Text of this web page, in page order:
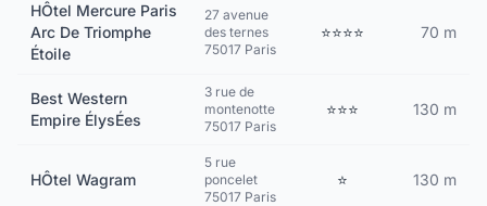
HÔtel Mercure Paris
Arc De Triomphe
Étoile
27 avenue
des ternes
75017 Paris
⭐⭐⭐⭐ 70 m
Best Western
Empire ÉlysÉes
3 rue de
montenotte
75017 Paris
⭐⭐⭐ 130 m
HÔtel Wagram
5 rue
poncelet
75017 Paris
⭐ 130 m